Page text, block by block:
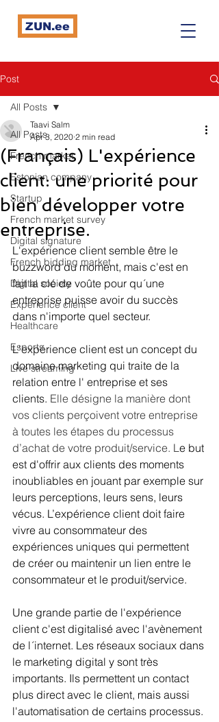
ZUN.ee
Post
All Posts
French market
Estonian company
Startup
French market survey
Digital signature
French bidding market
Digital society
Expérience client
Healthcare
Esports
Live streaming
All Posts
(Français) L'expérience
client: une priorité pour
bien développer votre
entreprise.
Taavi Salm
Apr 3, 2020 2 min read
L'expérience client semble être le
buzzword du moment, mais c'est en
fait la clé de voûte pour qu´une
entreprise puisse avoir du succès
dans n'importe quel secteur.
L'expérience client est un concept du
domaine marketing qui traite de la
relation entre l' entreprise et ses
clients. Elle désigne la manière dont
vos clients perçoivent votre entreprise
à toutes les étapes du processus
d’achat de votre produit/service. Le but
est d'offrir aux clients des moments
inoubliables en jouant par exemple sur
leurs perceptions, leurs sens, leurs
vécus. L’expérience client doit faire
vivre au consommateur des
expériences uniques qui permettent
de créer ou maintenir un lien entre le
consommateur et le produit/service.
Une grande partie de l'expérience
client c'est digitalisé avec l'avènement
de l´internet. Les réseaux sociaux dans
le marketing digital y sont très
importants. Ils permettent un contact
plus direct avec le client, mais aussi
l'automatisation de certains processus.